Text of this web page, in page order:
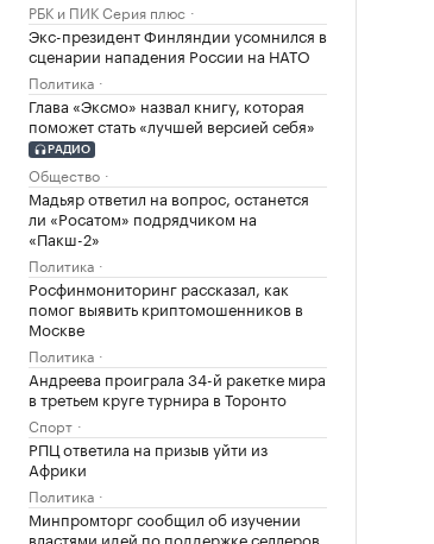
РБК и ПИК Серия плюс
Экс-президент Финляндии усомнился в
сценарии нападения России на НАТО
Политика
Глава «Эксмо» назвал книгу, которая
поможет стать «лучшей версией себя»
РАДИО
Общество
Мадьяр ответил на вопрос, останется
ли «Росатом» подрядчиком на
«Пакш-2»
Политика
Росфинмониторинг рассказал, как
помог выявить криптомошенников в
Москве
Политика
Андреева проиграла 34-й ракетке мира
в третьем круге турнира в Торонто
Спорт
РПЦ ответила на призыв уйти из
Африки
Политика
Минпромторг сообщил об изучении
властями идей по поддержке селлеров